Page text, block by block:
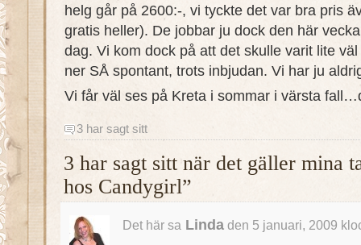
helg går på 2600:-, vi tyckte det var bra pris
gratis heller). De jobbar ju dock den här
dag. Vi kom dock på att det skulle varit lite
ner SÅ spontant, trots inbjudan. Vi har ju
Vi får väl ses på Kreta i sommar i värsta
3 har sagt sitt
3 har sagt sitt när det gäller mina
hos Candygirl”
Det här sa Lindaden 5 januari, 2009